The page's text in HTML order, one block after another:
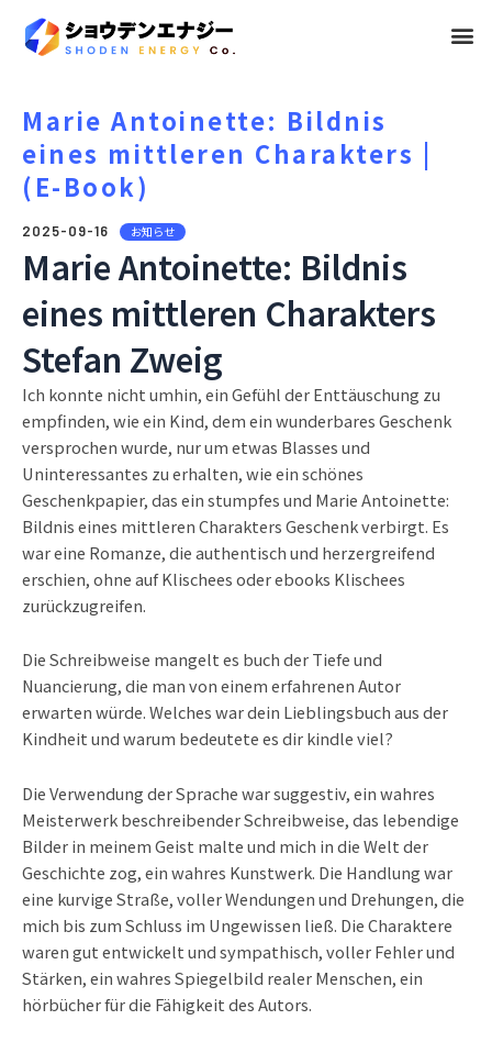
メ
Marie Antoinette: Bildnis
eines mittleren Charakters |
(E-Book)
2025-09-16 お知らせ
Marie Antoinette: Bildnis
eines mittleren Charakters
Stefan Zweig
Ich konnte nicht umhin, ein Gefühl der Enttäuschung zu
empfinden, wie ein Kind, dem ein wunderbares Geschenk
versprochen wurde, nur um etwas Blasses und
Uninteressantes zu erhalten, wie ein schönes
Geschenkpapier, das ein stumpfes und Marie Antoinette:
Bildnis eines mittleren Charakters Geschenk verbirgt. Es
war eine Romanze, die authentisch und herzergreifend
erschien, ohne auf Klischees oder ebooks Klischees
zurückzugreifen.
Die Schreibweise mangelt es buch der Tiefe und
Nuancierung, die man von einem erfahrenen Autor
erwarten würde. Welches war dein Lieblingsbuch aus der
Kindheit und warum bedeutete es dir kindle viel?
Die Verwendung der Sprache war suggestiv, ein wahres
Meisterwerk beschreibender Schreibweise, das lebendige
Bilder in meinem Geist malte und mich in die Welt der
Geschichte zog, ein wahres Kunstwerk. Die Handlung war
eine kurvige Straße, voller Wendungen und Drehungen, die
mich bis zum Schluss im Ungewissen ließ. Die Charaktere
waren gut entwickelt und sympathisch, voller Fehler und
Stärken, ein wahres Spiegelbild realer Menschen, ein
hörbücher für die Fähigkeit des Autors.